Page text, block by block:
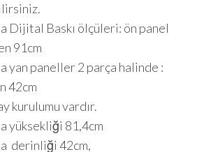
Dijital Baskı ölçüleri: ön panel
91cm
yan paneller 2 parça halinde :
42cm
kurulumu vardır.
yüksekliği 81,4cm
derinliği 42cm,